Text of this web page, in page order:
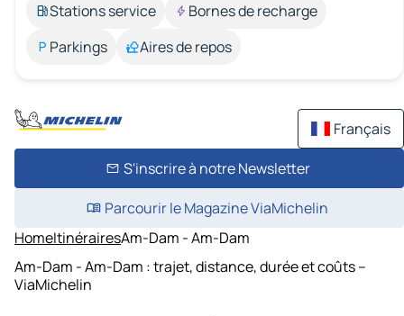
Stations service
Bornes de recharge
Parkings
Aires de repos
Français
S'inscrire à notre Newsletter
Parcourir le Magazine ViaMichelin
HomeItinérairesAm-Dam - Am-Dam
Am-Dam - Am-Dam : trajet, distance, durée et coûts –
ViaMichelin